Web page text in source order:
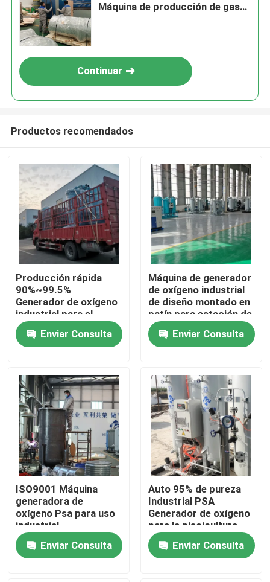
En casa.
Sobre nosotros
Recorrido por la fábrica
Control de calidad
Contacta con nosotros
Noticias
Solicitar una cita
Generadores de gas de nitrógeno PSA
Máquina de producción de gas
Continuar
Productos recomendados
Producción rápida
90%~99.5%
Generador de oxígeno
industrial para el
llenado de cilindros
Enviar Consulta
Máquina de generador
de oxígeno industrial
de diseño montado en
patín para estación de
llenado
Enviar Consulta
ISO9001 Máquina
generadora de
oxígeno Psa para uso
industrial
Enviar Consulta
Auto 95% de pureza
Industrial PSA
Generador de oxígeno
para la piscicultura
Enviar Consulta